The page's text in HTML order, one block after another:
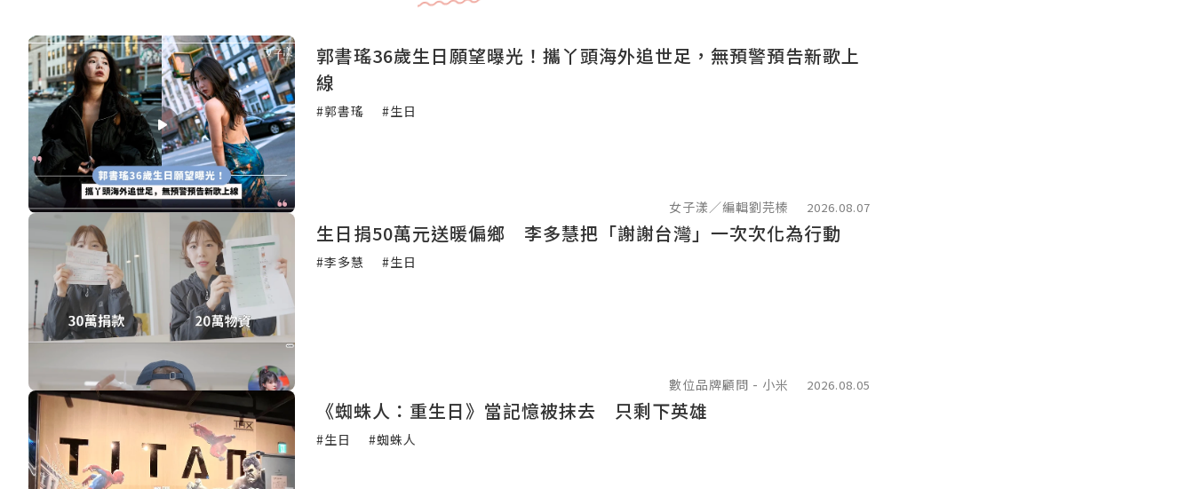
郭書瑤36歲生日願望曝光！攜丫頭海外追世足，無預警預告新歌上
線
#郭書瑤 #生日
女子漾／編輯劉芫榛 2026.08.07
生日捐50萬元送暖偏鄉 李多慧把「謝謝台灣」一次次化為行動
#李多慧 #生日
數位品牌顧問 - 小米 2026.08.05
《蜘蛛人：重生日》當記憶被抹去 只剩下英雄
#生日 #蜘蛛人